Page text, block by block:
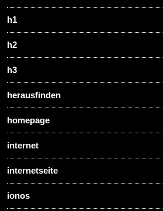
h1
h2
h3
herausfinden
homepage
internet
internetseite
ionos